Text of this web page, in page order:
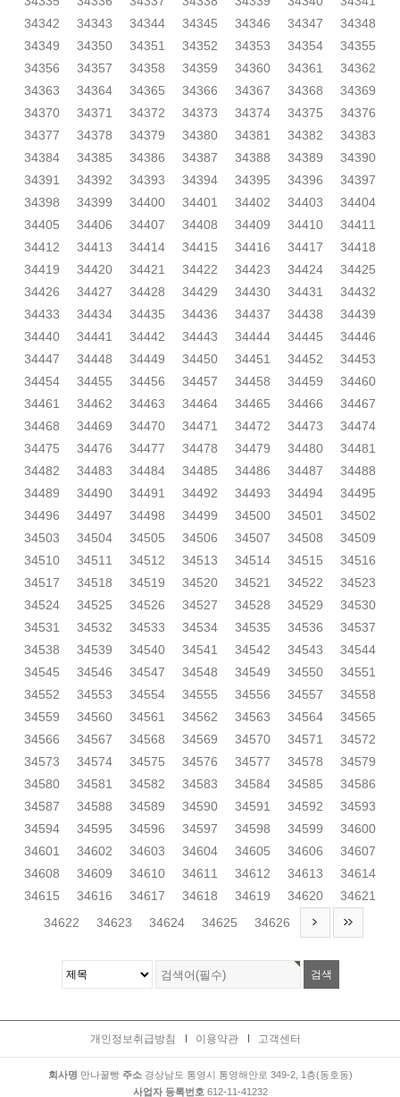
34342
34343 34344 34345 34346 34347
34348
34349
34350 34351 34352 34353 34354
34355
34356
34357 34358 34359 34360 34361
34362
34363
34364 34365 34366 34367 34368
34369
34370
34371 34372 34373 34374 34375
34376
34377
34378 34379 34380 34381 34382
34383
34384
34385 34386 34387 34388 34389
34390
34391
34392 34393 34394 34395 34396
34397
34398
34399 34400 34401 34402 34403
34404
34405
34406 34407 34408 34409 34410
34411
34412
34413 34414 34415 34416 34417
34418
34419
34420 34421 34422 34423 34424
34425
34426
34427 34428 34429 34430 34431
34432
34433
34434 34435 34436 34437 34438
34439
34440
34441 34442 34443 34444 34445
34446
34447
34448 34449 34450 34451 34452
34453
34454
34455 34456 34457 34458 34459
34460
34461
34462 34463 34464 34465 34466
34467
34468
34469 34470 34471 34472 34473
34474
34475
34476 34477 34478 34479 34480
34481
34482
34483 34484 34485 34486 34487
34488
34489
34490 34491 34492 34493 34494
34495
34496
34497 34498 34499 34500 34501
34502
34503
34504 34505 34506 34507 34508
34509
34510
34511 34512 34513 34514 34515
34516
34517
34518 34519 34520 34521 34522
34523
34524
34525 34526 34527 34528 34529
34530
34531
34532 34533 34534 34535 34536
34537
34538
34539 34540 34541 34542 34543
34544
34545
34546 34547 34548 34549 34550
34551
34552
34553 34554 34555 34556 34557
34558
34559
34560 34561 34562 34563 34564
34565
34566
34567 34568 34569 34570 34571
34572
34573
34574 34575 34576 34577 34578
34579
34580
34581 34582 34583 34584 34585
34586
34587
34588 34589 34590 34591 34592
34593
34594
34595 34596 34597 34598 34599
34600
34601
34602 34603 34604 34605 34606
34607
34608
34609 34610 34611 34612 34613
34614
34615
34616 34617 34618 34619 34620
34621
34622
34623 34624 34625 34626
개인정보취급방침 이용약관 고객센터
회사명 만나꿀빵 주소경상남도 통영시 통영해안로 349-2, 1층(동호동)
사업자 등록번호 612-11-41232